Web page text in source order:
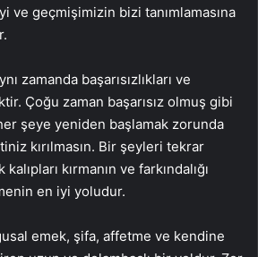
ve geçmişimizin bizi tanımlamasına
zamanda başarısızlıkları ve
Çoğu zaman başarısız olmuş gibi
şeye yeniden başlamak zorunda
kırılmasın. Bir şeyleri tekrar
kırmanın ve farkındalığı
en iyi yoludur.
emek, şifa, affetme ve kendine